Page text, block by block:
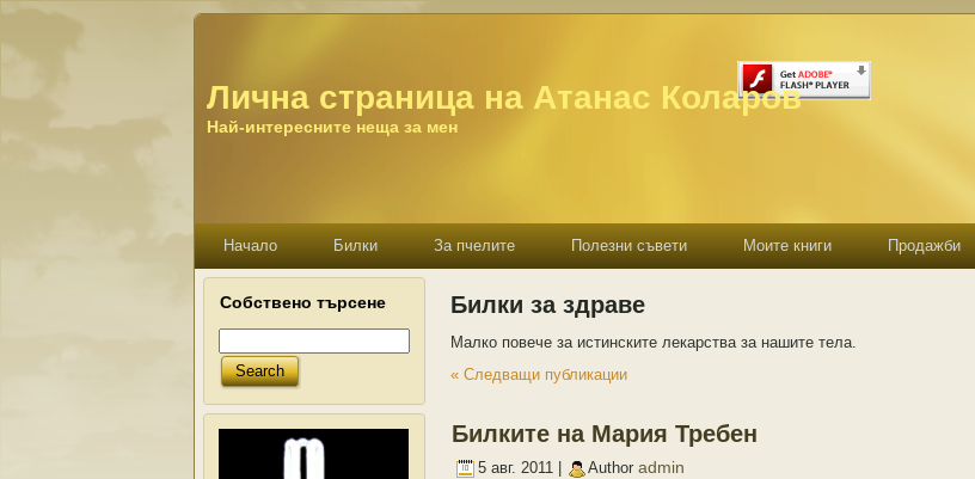
Лична страница на Атанас Коларов
Най-интересните неща за мен
Начало Билки За пчелите Полезни съвети Моите книги Продажби
Собствено търсене Билки за здраве
Малко повече за истинските лекарства за нашите тела.
« Следващи публикации
Билките на Мария Требен
5 авг. 2011 | Author admin